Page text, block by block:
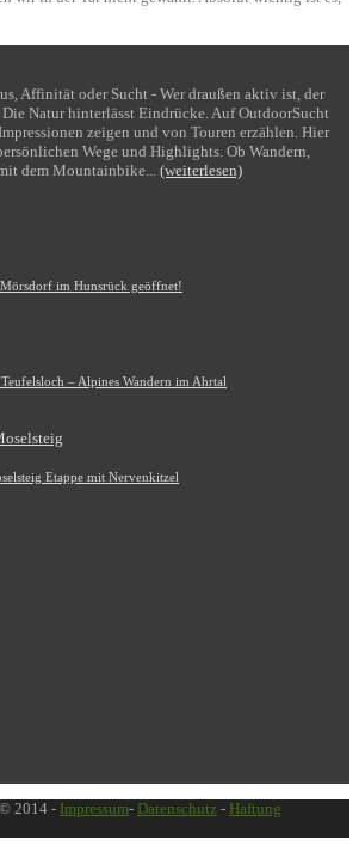
Affinität oder Sucht - Wer draußen aktiv ist, der
Natur hinterlässt Eindrücke. Auf OutdoorSucht
zeigen und von Touren erzählen. Hier
Wege und Highlights. Ob Wandern,
dem Mountainbike... (weiterlesen)
im Hunsrück geöffnet!
– Alpines Wandern im Ahrtal
Etappe mit Nervenkitzel
2014 - Impressum- Datenschutz - Haftung